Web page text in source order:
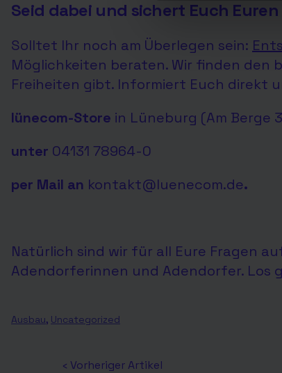
Seid dabei und sichert Euch
Solltet Ihr noch am Überlegen sein:
Möglichkeiten beraten. Wir finden den
Freiheiten gibt. Informiert Euch direkt
lünecom-Store in Lüneburg (Am Berge
unter 04131 78964-0
per Mail an kontakt@luenecom.de.
Natürlich sind wir für all Eure Fragen
Adendorferinnen und Adendorfer. Los
Ausbau, Uncategorized
‹ Vorheriger Artikel